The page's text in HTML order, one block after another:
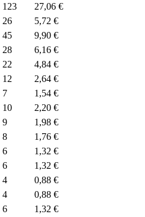
123
27,06 €
26
5,72 €
45
9,90 €
28
6,16 €
22
4,84 €
12
2,64 €
7
1,54 €
10
2,20 €
9
1,98 €
8
1,76 €
6
1,32 €
6
1,32 €
4
0,88 €
4
0,88 €
6
1,32 €